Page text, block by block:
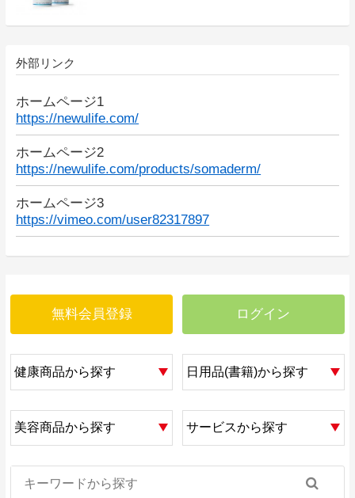
外部リンク
ホームページ1
https://newulife.com/
ホームページ2
https://newulife.com/products/somaderm/
ホームページ3
https://vimeo.com/user82317897
無料会員登録 ログイン